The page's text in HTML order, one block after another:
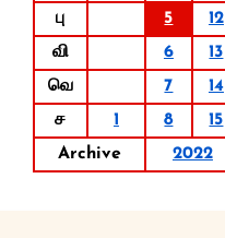
பு
5 12
வி
6 13
வெ
7 14
ச
1 8 15
Archive
2022